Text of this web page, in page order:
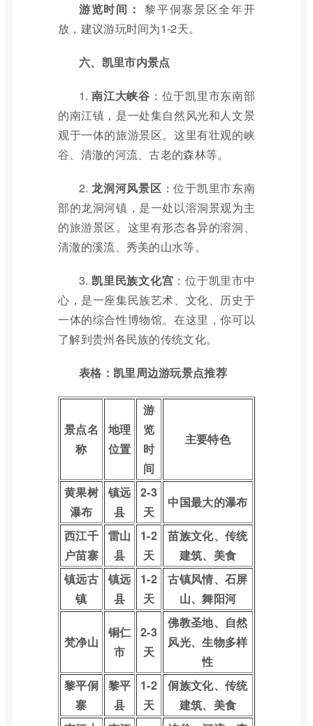
游览时间： 黎平侗寨景区全年开
放，建议游玩时间为1-2天。
六、凯里市内景点
1.南江大峡谷 ：位于凯里市东南部
的南江镇，是一处集自然风光和人文景
观于一体的旅游景区。这里有壮观的峡
谷、清澈的河流、古老的森林等。
2.龙洞河风景区 ：位于凯里市东南
部的龙洞河镇，是一处以溶洞景观为主
的旅游景区。这里有形态各异的溶洞、
清澈的溪流、秀美的山水等。
3. 凯里民族文化宫 ：位于凯里市中
心，是一座集民族艺术、文化、历史于
一体的综合性博物馆。在这里，你可以
了解到贵州各民族的传统文化。
表格：凯里周边游玩景点推荐
景点名
称
地理
位置
游
览
时
间
主要特色
黄果树
瀑布
镇远
县
2-3
天
中国最大的瀑布
西江千
户苗寨
雷山
县
1-2
天
苗族文化、传统
建筑、美食
镇远古
镇
镇远
县
1-2
天
古镇风情、石屏
山、舞阳河
梵净山
铜仁
市
2-3
天
佛教圣地、自然
风光、生物多样
性
黎平侗
寨
黎平
县
1-2
天
侗族文化、传统
建筑、美食